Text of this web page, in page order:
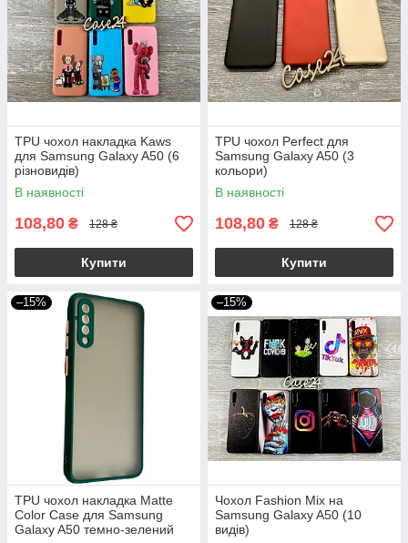
TPU чохол накладка Kaws
для Samsung Galaxy A50 (6
різновидів)
В наявності
108,80 ₴ 128 ₴
Купити
TPU чохол Perfect для
Samsung Galaxy A50 (3
кольори)
В наявності
108,80 ₴ 128 ₴
Купити
–15%
TPU чохол накладка Matte
Color Case для Samsung
Galaxy A50 темно-зелений
–15%
Чохол Fashion Mix на
Samsung Galaxy A50 (10
видів)